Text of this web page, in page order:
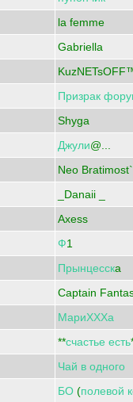
la femme
Gabriella
Призрак
Shyga
Джули@...
Neo Bratimost`
_Danaii _
Axess
Ф1
Прынцесскa
Captain
МариХХХа
**счастье есть
Чай в одного
БО (полевой